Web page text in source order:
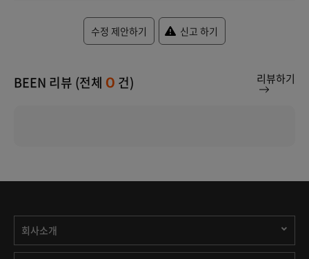
수정 제안하기 신고 하기
BEEN 리뷰 (전체 0 건) 리뷰하기
회사소개